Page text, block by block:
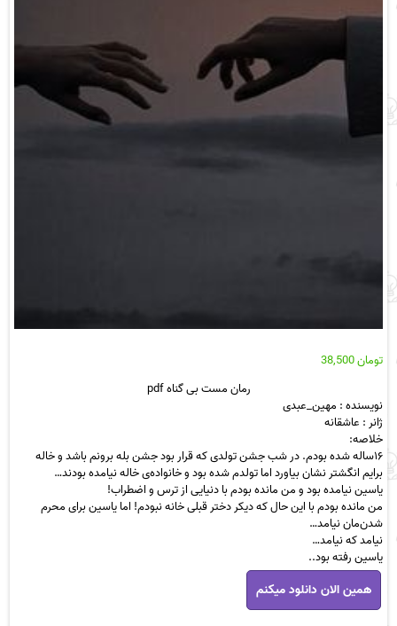
تومان38,500
رمان مست بی گناه pdf
نویسنده : مهین_عبدی
ژانر : عاشقانه
خلاصه:
۱۶ساله شده بودم. در شب جشن تولدی که قرار بود جشن بله برونم باشد و خاله
برایم انگشتر نشان بیاورد اما تولدم شده بود و خانواده‌ی خاله نیامده بودند…
یاسین نیامده بود و من مانده بودم با دنیایی از ترس و اضطراب!
من مانده بودم با این حال که دیکر دختر قبلی خانه نبودم! اما یاسین برای محرم
شدن‌مان نیامد…
نیامد که نیامد…
یاسین رفته بود..
رمان
مست
بی
همین الان دانلود میکنم